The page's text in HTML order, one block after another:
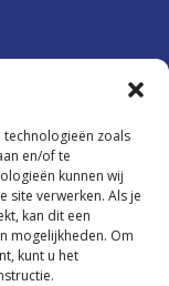
zoals
en/of te
kunnen wij
site verwerken. Als je
kan dit een
mogelijkheden. Om
kunt u het